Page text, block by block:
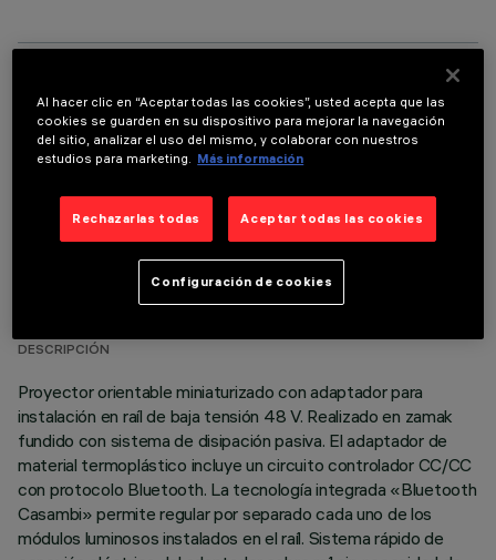
COMPONENTES OPCIONALES
DATOS TÉCNICOS
DESCRIPCIÓN
Proyector orientable miniaturizado con adaptador para
instalación en raíl de baja tensión 48 V. Realizado en zamak
fundido con sistema de disipación pasiva. El adaptador de
material termoplástico incluye un circuito controlador CC/CC
con protocolo Bluetooth. La tecnología integrada «Bluetooth
Casambi» permite regular por separado cada uno de los
módulos luminosos instalados en el raíl. Sistema rápido de
Al hacer clic en “Aceptar todas las cookies”, usted acepta que las
cookies se guarden en su dispositivo para mejorar la navegación
del sitio, analizar el uso del mismo, y colaborar con nuestros
estudios para marketing. Más información
Rechazarlas todas Aceptar todas las cookies
Configuración de cookies